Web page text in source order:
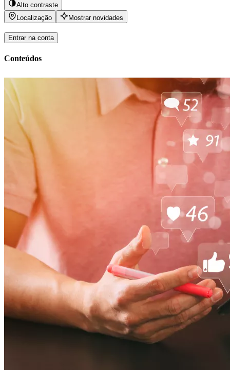
Alto contraste
Localização
Mostrar novidades
Entrar na conta
Conteúdos